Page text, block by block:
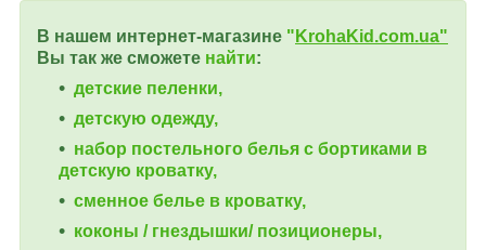
В нашем интернет-магазине " KrohaKid.com.ua"
Вы так же сможете найти:
детские пеленки,
детскую одежду,
набор постельного белья с бортиками в
детскую кроватку,
сменное белье в кроватку,
коконы / гнездышки/ позиционеры,